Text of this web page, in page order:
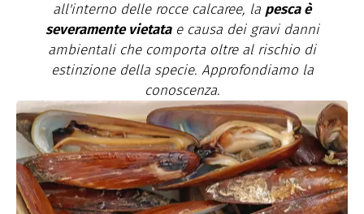
all'interno delle rocce calcaree, la pesca è
severamente vietatae causa dei gravi danni
ambientali che comporta oltre al rischio di
estinzione della specie. Approfondiamo la
conoscenza.